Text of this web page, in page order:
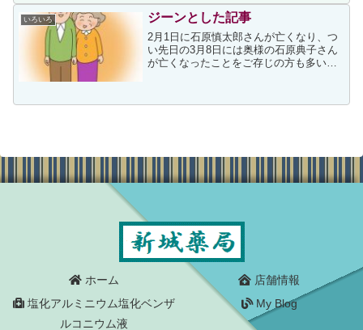
で確認しながら歩きま...
いろいろ ジーンとした記事
2月1日に石原慎太郎さんが亡くなり、つ
い先日の3月8日には奥様の石原典子さん
が亡くなったことをご存じの方も多いの
ースリーダー」（土曜午前6-8時）に出演
ホーム
店舗情報
塩化アルミニウム塩化ベンザ
ルコニウム液
My Blog